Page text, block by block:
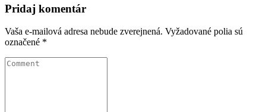
Pridaj komentár
Vaša e-mailová adresa nebude zverejnená. Vyžadované polia sú
označené *